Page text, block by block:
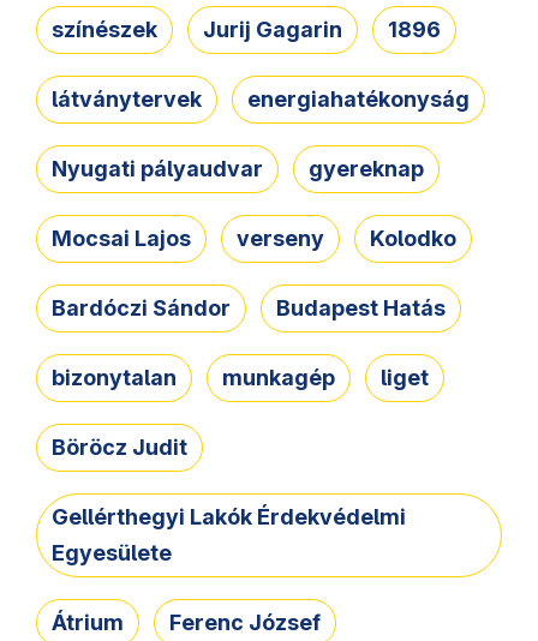
színészek Jurij Gagarin 1896
látványtervek energiahatékonyság
Nyugati pályaudvar gyereknap
Mocsai Lajos verseny Kolodko
Bardóczi Sándor Budapest Hatás
bizonytalan munkagép liget
Böröcz Judit
Gellérthegyi Lakók Érdekvédelmi
Egyesülete
Átrium Ferenc József